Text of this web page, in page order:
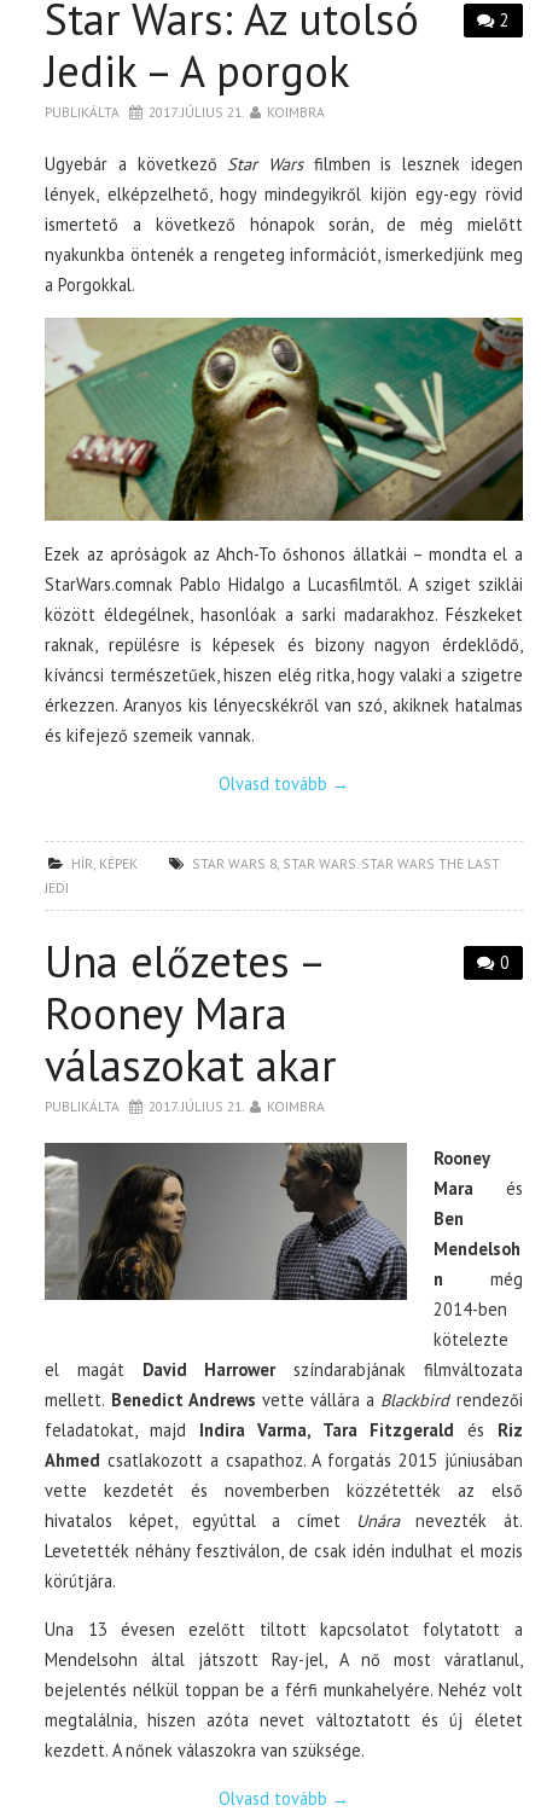
2
Star Wars: Az utolsó
Jedik – A porgok
PUBLIKÁLTA 2017. JÚLIUS 21. KOIMBRA
Ugyebár a következő Star Warsfilmben is lesznek idegen
lények, elképzelhető, hogy mindegyikről kijön egy-egy rövid
ismertető a következő hónapok során, de még mielőtt
nyakunkba öntenék a rengeteg információt, ismerkedjünk meg
a Porgokkal.
Ezek az apróságok az Ahch-To őshonos állatkái – mondta el a
StarWars.comnak Pablo Hidalgo a Lucasfilmtől. A sziget sziklái
között éldegélnek, hasonlóak a sarki madarakhoz. Fészkeket
raknak, repülésre is képesek és bizony nagyon érdeklődő,
kíváncsi természetűek, hiszen elég ritka, hogy valaki a szigetre
érkezzen. Aranyos kis lényecskékről van szó, akiknek hatalmas
és kifejező szemeik vannak.
Olvasd tovább →
HÍR KÉPEK STAR WARS 8 STAR WARS. STAR WARS THE LAST
JEDI
0
Una előzetes –
Rooney Mara
válaszokat akar
PUBLIKÁLTA 2017. JÚLIUS 21. KOIMBRA
Rooney
Mara és
Ben
Mendelsoh
n még
2014-ben
kötelezte
el magát David Harrowerszíndarabjának filmváltozata
mellett. Benedict Andrews vette vállára a Blackbirdrendezői
feladatokat, majd Indira Varma, Tara Fitzgerald és Riz
Ahmed csatlakozott a csapathoz. A forgatás 2015 júniusában
vette kezdetét és novemberben közzétették az első
hivatalos képet, egyúttal a címet
Unáranevezték át.
Levetették néhány fesztiválon, de csak idén indulhat el mozis
körútjára.
Una 13 évesen ezelőtt tiltott kapcsolatot folytatott a
Mendelsohn által játszott Ray-jel, A nő most váratlanul,
bejelentés nélkül toppan be a férfi munkahelyére. Nehéz volt
megtalálnia, hiszen azóta nevet változtatott és új életet
kezdett. A nőnek válaszokra van szüksége.
Olvasd tovább →